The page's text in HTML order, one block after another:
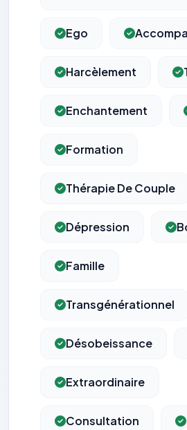
Ego
Harcèlement
Enchantement
Formation
Thérapie De Couple
Dépression
Famille
Transgénérationnel
Désobeissance
Extraordinaire
Consultation